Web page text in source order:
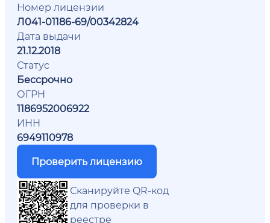
Номер лицензии
Л041-01186-69/00342824
Дата выдачи
21.12.2018
Статус
Бессрочно
ОГРН
1186952006922
ИНН
6949110978
Проверить лицензию
Сканируйте QR-код
для проверки в
реестре